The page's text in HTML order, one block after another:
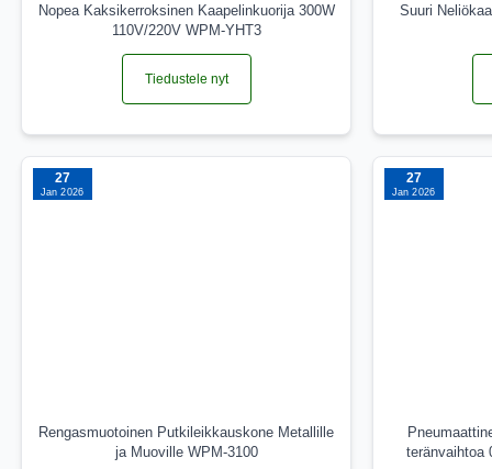
Nopea Kaksikerroksinen Kaapelinkuorija 300W
110V/220V WPM-YHT3
Tiedustele nyt
Suuri
27
Jan 2026
Rengasmuotoinen Putkileikkauskone Metallille
ja Muoville WPM-3100
27
Jan 2026
teränvaihtoa